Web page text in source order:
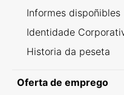
Informes dispoñibles
Identidade
Historia da peseta
Oferta de emprego